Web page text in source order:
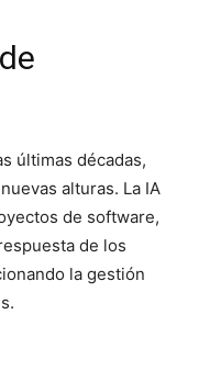
últimas décadas,
alturas. La IA
de software,
de los
la gestión